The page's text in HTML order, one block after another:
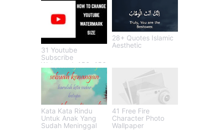
31 Youtube
Subscribe
Watermark 150x150
28+ Quotes Islamic
Aesthetic
Kata Kata Rindu
Untuk Anak Yang
Sudah Meninggal
41 Free Fire
Character Photo
Wallpaper